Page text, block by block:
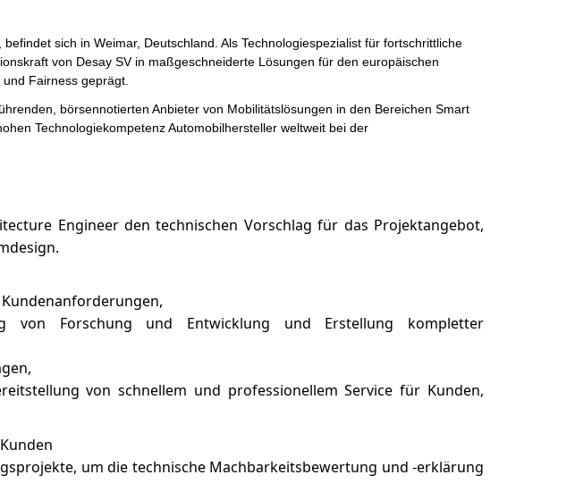
sich in Weimar, Deutschland. Als Technologiespezialist für fortschrittliche
von Desay SV in maßgeschneiderte Lösungen für den europäischen
Fairness geprägt.
börsennotierten Anbieter von Mobilitätslösungen in den Bereichen Smart
Technologiekompetenz Automobilhersteller weltweit bei der
Engineer den technischen Vorschlag für das Projektangebot,
Kundenanforderungen,
von Forschung und Entwicklung und Erstellung kompletter
von schnellem und professionellem Service für Kunden,
um die technische Machbarkeitsbewertung und -erklärung